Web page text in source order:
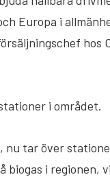
Europa i
hos
i området.
nu tar över
i regionen,